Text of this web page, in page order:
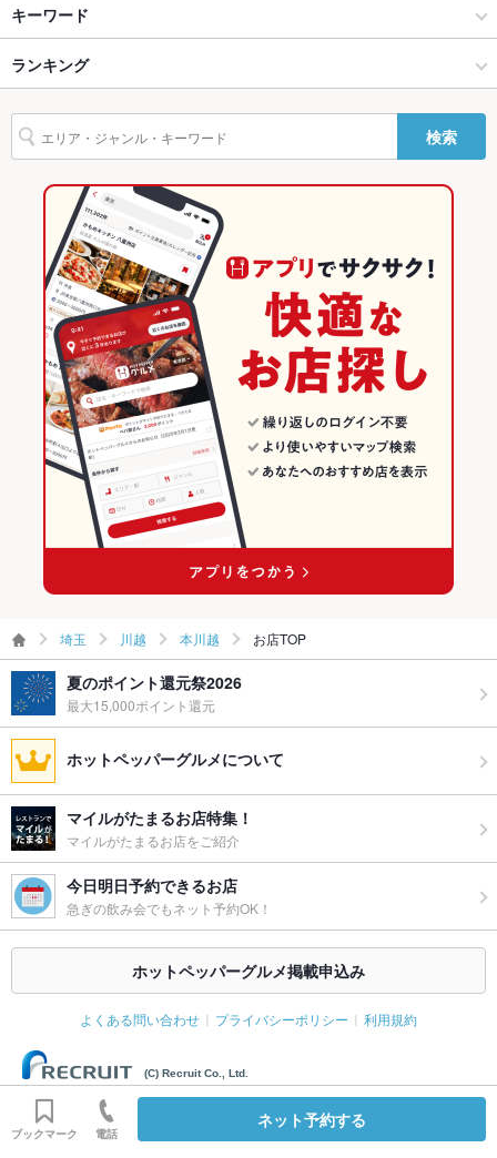
ー
駐車場
その他設備 コンセントご利用可能 ※ スタッフにお声掛けください
その他
飲み放題 あり ：単品料理に、飲み放題可能
食べ放題 なし
カクテル充実、焼酎充実、日本酒充実、ワイン充実
お子様連れ お子様連れ不可
ウェディン
グパーティ
ー二次会
要相談
お祝い・サ
プライズ対
可
－
川越 × 居酒屋
川越 × 洋・和洋・各国料理・その他
本川越駅 × 居酒屋
本川越駅 × 洋・和洋・各国料理・その他
本川越 × 居酒屋
本川越 × 洋・和洋・各国料理・その他
埼玉
埼玉 × 居酒屋
埼玉 × 洋・和洋・各国料理・その他
川越駅
川越市駅
本川越駅
キーワード
からあげ
ジェノベーゼ ニョッキ 生パスタ デザート
ランキング
埼玉のグルメランキング
埼玉の居酒屋ランキング
川越のグルメランキング
川越の居酒屋ランキング
本川越のグルメランキング
本川越の居酒屋ランキング
検索
埼玉 川越 本川越 お店TOP
夏のポイント還元祭2026
最大15,000ポイント還元
ホットペッパーグルメについて
マイルがたまるお店特集！
マイルがたまるお店をご紹介
今日明日予約できるお店
急ぎの飲み会でもネット予約OK！
ホットペッパーグルメ掲載申込み
よくある問い合わせ プライバシーポリシー 利用規約
(C) Recruit Co., Ltd.
ブックマーク 電話
ネット予約する